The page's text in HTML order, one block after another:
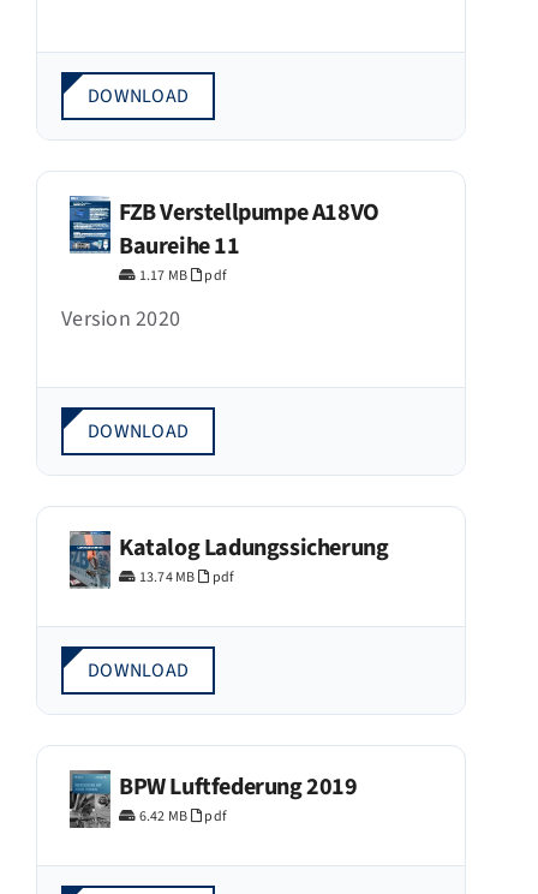
DOWNLOAD
FZB Verstellpumpe A18VO
Baureihe 11
1.17 MB pdf
Version 2020
DOWNLOAD
Katalog Ladungssicherung
13.74 MB pdf
DOWNLOAD
BPW Luftfederung 2019
6.42 MB pdf